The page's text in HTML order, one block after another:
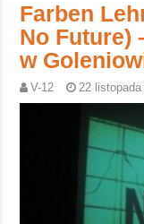
Farben
No Future)
w
V-12 22 listopada